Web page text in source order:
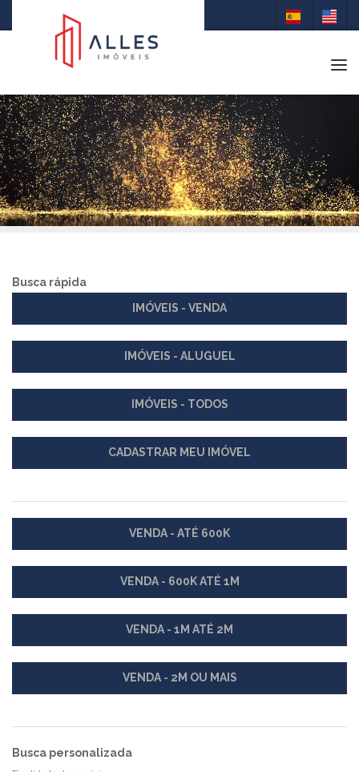
Busca rápida
IMÓVEIS - VENDA
IMÓVEIS - ALUGUEL
IMÓVEIS - TODOS
CADASTRAR MEU IMÓVEL
VENDA - ATÉ 600K
VENDA - 600K ATÉ 1M
VENDA - 1M ATÉ 2M
VENDA - 2M OU MAIS
Busca personalizada